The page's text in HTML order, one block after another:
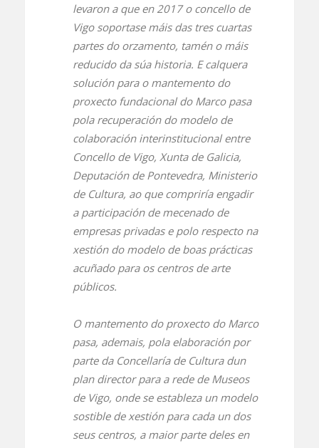
levaron a que en 2017 o concello de
Vigo soportase máis das tres cuartas
partes do orzamento, tamén o máis
reducido da súa historia. E calquera
solución para o mantemento do
proxecto fundacional do Marco pasa
pola recuperación do modelo de
colaboración interinstitucional entre
Concello de Vigo, Xunta de Galicia,
Deputación de Pontevedra, Ministerio
de Cultura, ao que compriría engadir
a participación de mecenado de
empresas privadas e polo respecto na
xestión do modelo de boas prácticas
acuñado para os centros de arte
públicos.
O mantemento do proxecto do Marco
pasa, ademais, pola elaboración por
parte da Concellaría de Cultura dun
plan director para a rede de Museos
de Vigo, onde se estableza un modelo
sostible de xestión para cada un dos
seus centros, a maior parte deles en